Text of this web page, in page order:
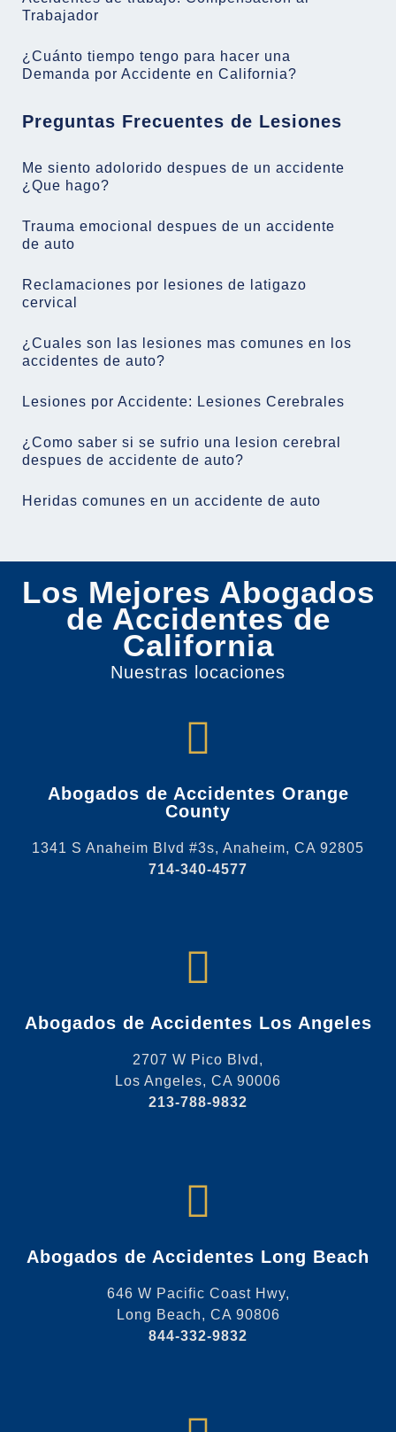
Trabajador
¿Cuánto tiempo tengo para hacer una
Demanda por Accidente en California?
Preguntas Frecuentes de Lesiones
Me siento adolorido despues de un accidente
¿Que hago?
Trauma emocional despues de un accidente
de auto
Reclamaciones por lesiones de latigazo
cervical
¿Cuales son las lesiones mas comunes en los
accidentes de auto?
Lesiones por Accidente: Lesiones Cerebrales
¿Como saber si se sufrio una lesion cerebral
despues de accidente de auto?
Heridas comunes en un accidente de auto
Los Mejores Abogados
de Accidentes de
California
Nuestras locaciones
Abogados de Accidentes Orange
County
1341 S Anaheim Blvd #3s, Anaheim, CA 92805
714-340-4577
Abogados de Accidentes Los Angeles
2707 W Pico Blvd,
Los Angeles, CA 90006
213-788-9832
Abogados de Accidentes Long Beach
646 W Pacific Coast Hwy,
Long Beach, CA 90806
844-332-9832